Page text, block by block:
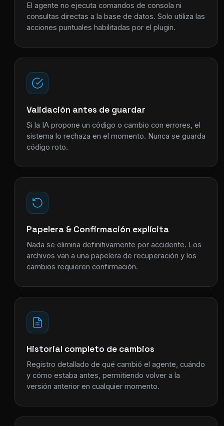
El agente no ejecuta comandos de consola ni
consultas directas a la base de datos. Solo utiliza las
acciones puntuales habilitadas por el plugin.
Validación antes de guardar
Si la IA propone un código o cambio con errores, el
sistema lo rechaza en el momento. Nunca se guarda
código roto.
Papelera & Confirmación explícita
Nada se elimina definitivamente por accidente. Los
archivos van a una papelera de recuperación y los
cambios requieren confirmación.
Historial completo de cambios
Registro detallado de qué cambió el agente, cuándo
y cómo estaba antes, permitiendo volver a la
versión anterior en cualquier momento.